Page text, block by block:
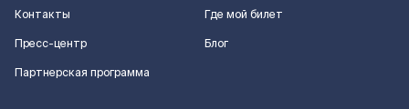
Контакты
Пресс-центр
Партнерская программа
Где мой билет
Блог